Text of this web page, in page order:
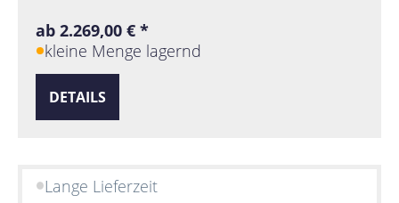
ab 2.269,00 € *
kleine Menge lagernd
DETAILS
Lange Lieferzeit